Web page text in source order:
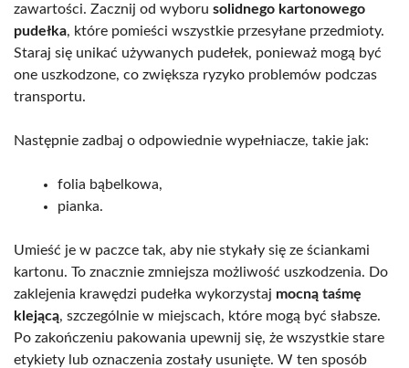
zawartości. Zacznij od wyboru solidnego kartonowego
pudełka, które pomieści wszystkie przesyłane przedmioty.
Staraj się unikać używanych pudełek, ponieważ mogą być
one uszkodzone, co zwiększa ryzyko problemów podczas
transportu.
Następnie zadbaj o odpowiednie wypełniacze, takie jak:
folia bąbelkowa,
pianka.
Umieść je w paczce tak, aby nie stykały się ze ściankami
kartonu. To znacznie zmniejsza możliwość uszkodzenia. Do
zaklejenia krawędzi pudełka wykorzystaj mocną taśmę
klejącą, szczególnie w miejscach, które mogą być słabsze.
Po zakończeniu pakowania upewnij się, że wszystkie stare
etykiety lub oznaczenia zostały usunięte. W ten sposób